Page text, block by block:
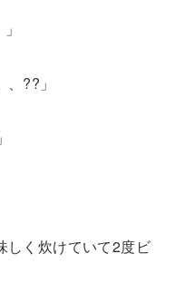
?? 」
」
しく炊けていて2度ビ